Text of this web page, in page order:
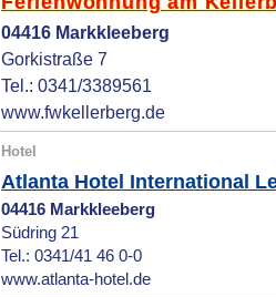
04416 Markkleeberg
Gorkistraße 7
Tel.: 0341/3389561
www.fwkellerberg.de
Hotel
Atlanta Hotel International
04416 Markkleeberg
Südring 21
Tel.: 0341/41 46 0-0
www.atlanta-hotel.de